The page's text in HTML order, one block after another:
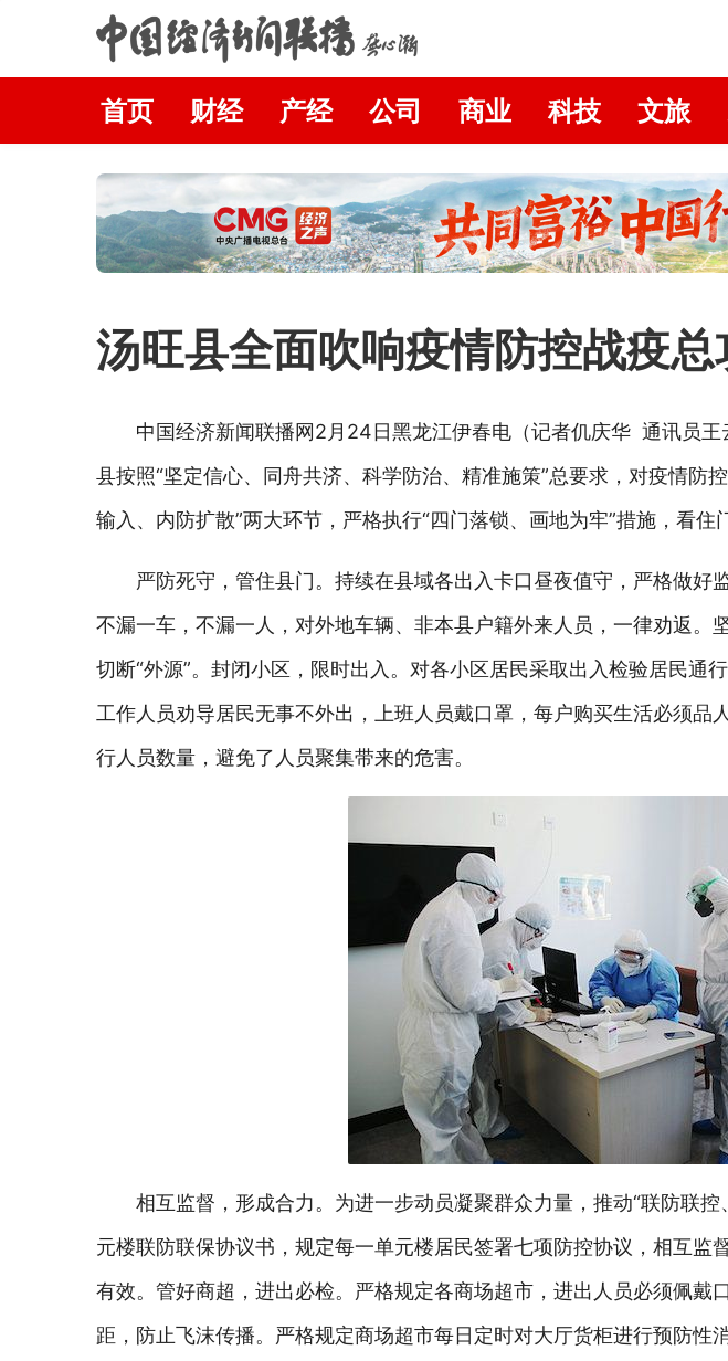
首页 财经 产经 公司 商业 科技 文旅
汤旺县全面吹响疫情防控战疫总
中国经济新闻联播网2月24日黑龙江伊春电（记者仉庆华 通讯员
县按照“坚定信心、同舟共济、科学防治、精准施策”总要求，对疫情防
输入、内防扩散”两大环节，严格执行“四门落锁、画地为牢”措施，看住
严防死守，管住县门。持续在县域各出入卡口昼夜值守，严格做好
不漏一车，不漏一人，对外地车辆、非本县户籍外来人员，一律劝返。
切断“外源”。封闭小区，限时出入。对各小区居民采取出入检验居民通
工作人员劝导居民无事不外出，上班人员戴口罩，每户购买生活必须品
行人员数量，避免了人员聚集带来的危害。
相互监督，形成合力。为进一步动员凝聚群众力量，推动“联防联
元楼联防联保协议书，规定每一单元楼居民签署七项防控协议，相互监
有效。管好商超，进出必检。严格规定各商场超市，进出人员必须佩戴
距，防止飞沫传播。严格规定商场超市每日定时对大厅货柜进行预防性